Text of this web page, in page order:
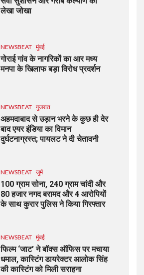
लेखा जोखा
NEWSBEAT मुंबई
गोराई गांव के नागरिकों का आर मध्य
मनपा के खिलाफ बड़ा विरोध प्रदर्शन
NEWSBEAT गुजरात
अहमदाबाद से उड़ान भरने के कुछ ही देर
बाद एयर इंडिया का विमान
दुर्घटनाग्रस्त; पायलट ने दी चेतावनी
NEWSBEAT जुर्म
100 ग्राम सोना, 240 ग्राम चांदी और
80 हजार नगद बरामद और 4 आरोपियों
के साथ कुरार पुलिस ने किया गिरफ्तार
NEWSBEAT मुंबई
फिल्म ‘जाट’ ने बॉक्स ऑफिस पर मचाया
धमाल, कास्टिंग डायरेक्टर आलोक सिंह
की कास्टिंग को मिली सराहना